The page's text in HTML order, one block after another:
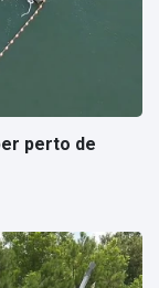
perto de